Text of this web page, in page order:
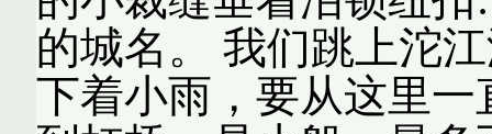
的城名。 我们跳上沱
下着小雨，要从这里